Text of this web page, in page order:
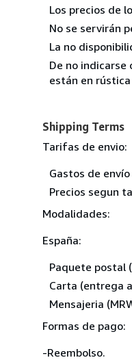
Los precios de
No se servirán
La no
De no indicarse
están en
Shipping Terms
Tarifas de envio:
Gastos de
Precios segun
Modalidades:
España:
Paquete postal
Carta (entrega
Mensajeria
Formas de pago:
-Reembolso.